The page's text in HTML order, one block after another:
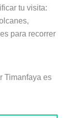
tu visita:
para recorrer
Timanfaya es